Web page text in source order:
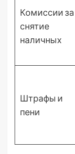
Комиссии за
снятие
наличных
Штрафы и
пени